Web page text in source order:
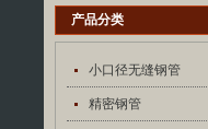
产品分类
小口径无缝钢管
精密钢管